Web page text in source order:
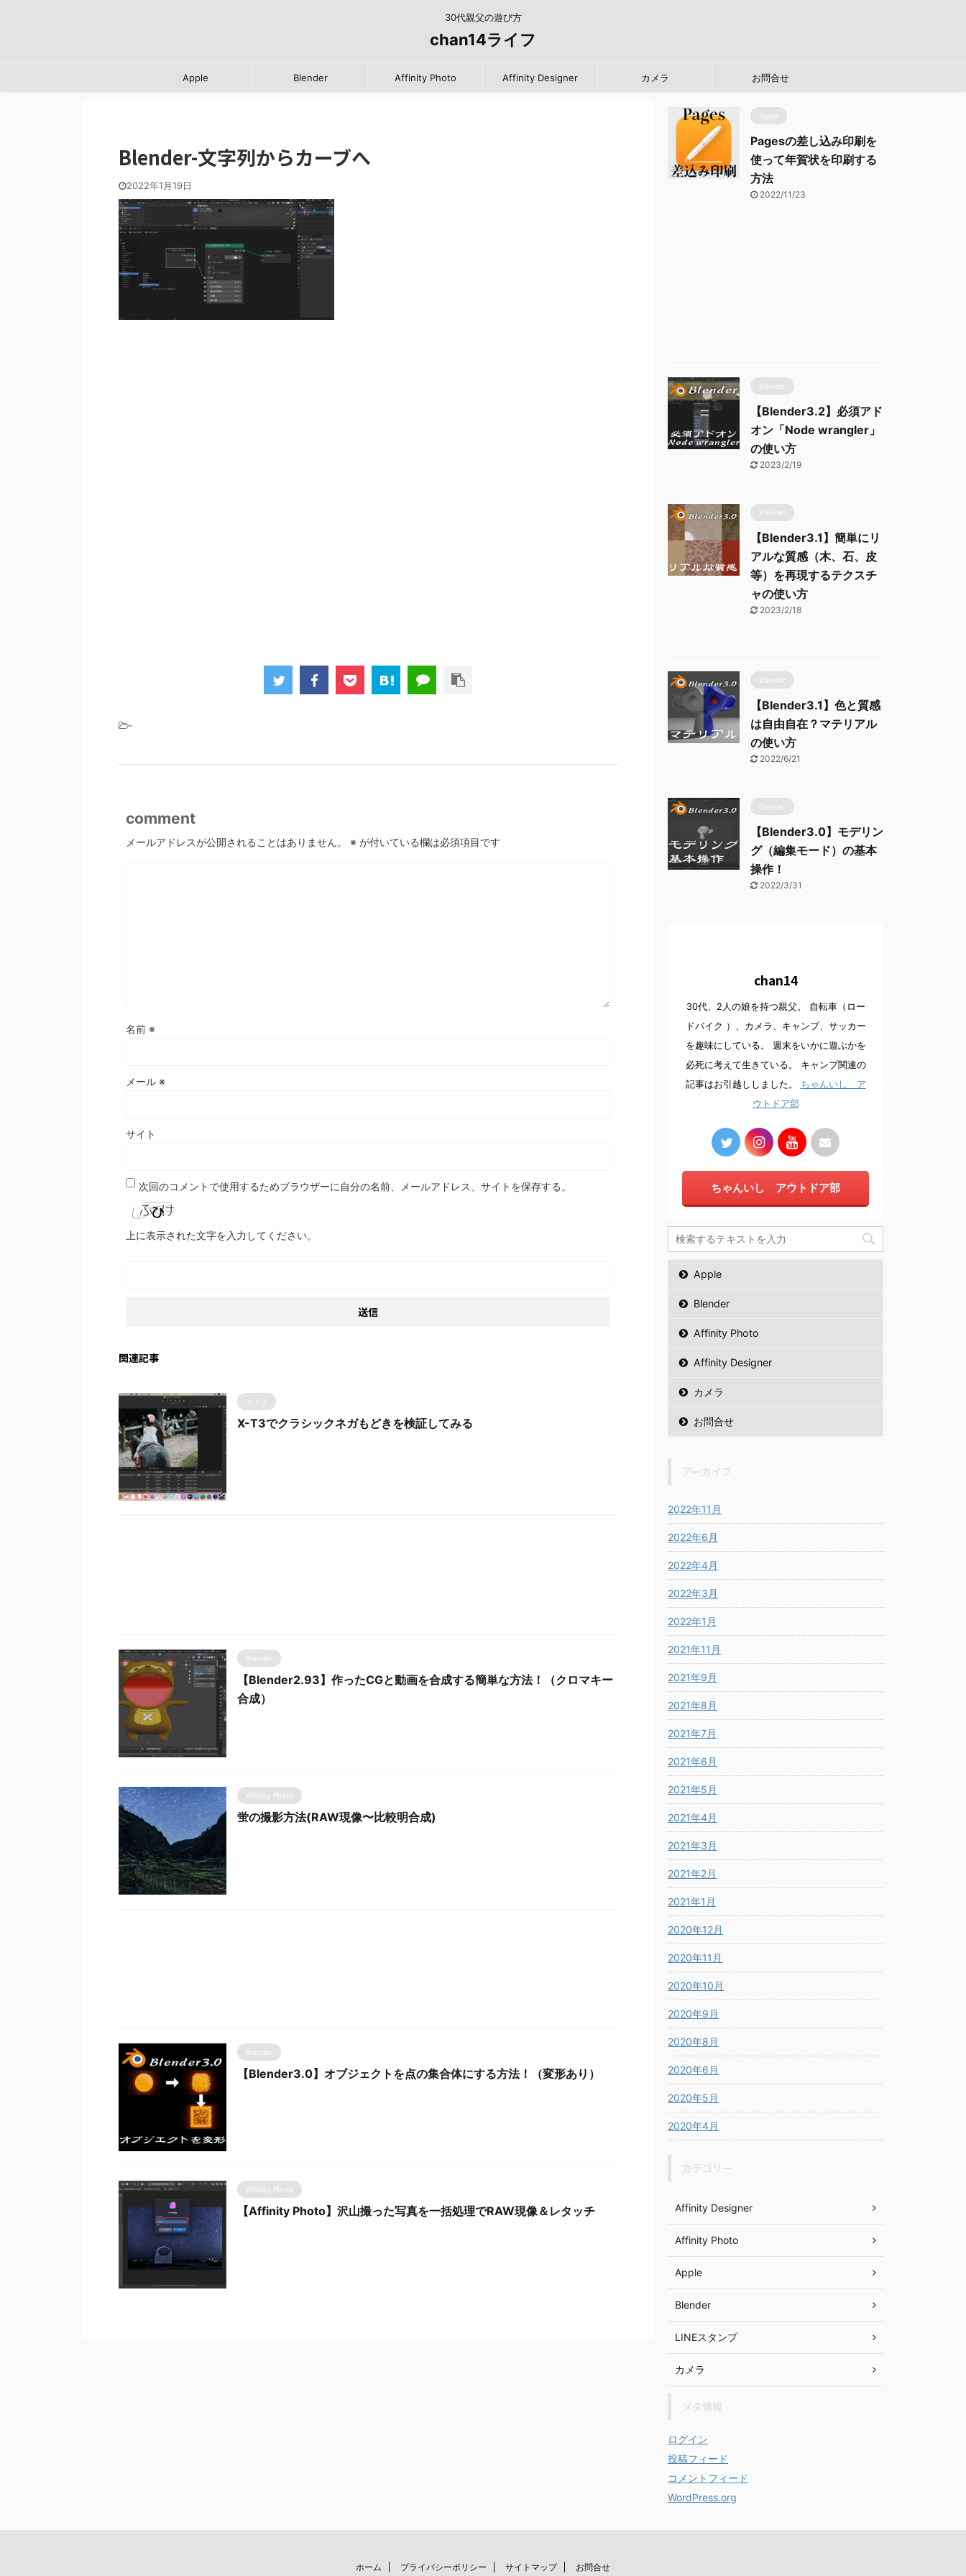
30代親父の遊び方
chan14ライフ
Apple Blender Affinity Photo Affinity Designer カメラ お問合せ
Blender-文字列からカーブへ
2022年1月19日
-
comment
メールアドレスが公開されることはありません。 ※ が付いている欄は必須項目です
名前 ※
メール ※
サイト
次回のコメントで使用するためブラウザーに自分の名前、メールアドレス、サイトを保存する。
上に表示された文字を入力してください。
関連記事
カメラ
X-T3でクラシックネガもどきを検証してみる
Blender
【Blender2.93】作ったCGと動画を合成する簡単な方法！（クロマキー
合成）
Affinity Photo
蛍の撮影方法(RAW現像〜比較明合成)
Blender
【Blender3.0】オブジェクトを点の集合体にする方法！（変形あり）
Affinity Photo
【Affinity Photo】沢山撮った写真を一括処理でRAW現像＆レタッチ
Apple
Pagesの差し込み印刷を
使って年賀状を印刷する
方法
2022/11/23
Blender
【Blender3.2】必須アド
オン「Node wrangler」
の使い方
2023/2/19
Blender
【Blender3.1】簡単にリ
アルな質感（木、石、皮
等）を再現するテクスチ
ャの使い方
2023/2/18
Blender
【Blender3.1】色と質感
は自由自在？マテリアル
の使い方
2022/6/21
Blender
【Blender3.0】モデリン
グ（編集モード）の基本
操作！
2022/3/31
chan14
30代、2人の娘を持つ親父。 自転車（ロー
ドバイク ）、カメラ、キャンプ、サッカー
を趣味にしている。 週末をいかに遊ぶかを
必死に考えて生きている。 キャンプ関連の
記事はお引越ししました。 ちゃんいし ア
ウトドア部
ちゃんいし アウトドア部
Apple
Blender
Affinity Photo
Affinity Designer
カメラ
お問合せ
2022年11月
2022年6月
2022年4月
2022年3月
2022年1月
2021年11月
2021年9月
2021年8月
2021年7月
2021年6月
2021年5月
2021年4月
2021年3月
2021年2月
2021年1月
2020年12月
2020年11月
2020年10月
2020年9月
2020年8月
2020年6月
2020年5月
2020年4月
Affinity Designer
Affinity Photo
Apple
Blender
LINEスタンプ
カメラ
ログイン
投稿フィード
コメントフィード
WordPress.org
ホーム プライバシーポリシー サイトマップ お問合せ